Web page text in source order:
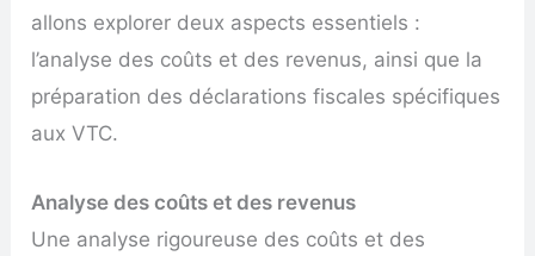
allons explorer deux aspects essentiels :
l’analyse des coûts et des revenus, ainsi que la
préparation des déclarations fiscales spécifiques
aux VTC.
Analyse des coûts et des revenus
Une analyse rigoureuse des coûts et des